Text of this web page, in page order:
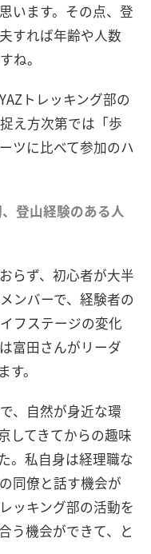
います。その点、登
すれば年齢や人数
ね。
トレッキング部の
え方次第では「歩
ツに比べて参加のハ
登山経験のある人
らず、初心者が大半
ンバーで、経験者の
フステージの変化
富田さんがリーダ
。
、自然が身近な環
してきてからの趣味
。私自身は経理職な
同僚と話す機会が
ッキング部の活動を
う機会ができて、と